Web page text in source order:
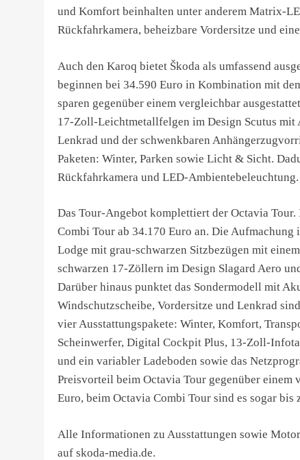
und Komfort beinhalten unter anderem Matrix-
Rückfahrkamera, beheizbare Vordersitze und
Auch den Karoq bietet Škoda als umfassend
beginnen bei 34.590 Euro in Kombination mit
sparen gegenüber einem vergleichbar
17-Zoll-Leichtmetallfelgen im Design Scutus mit
Lenkrad und der schwenkbaren
Paketen: Winter, Parken sowie Licht & Sicht.
Rückfahrkamera und LED-Ambientebeleuchtung.
Das Tour-Angebot komplettiert der Octavia
Combi Tour ab 34.170 Euro an. Die
Lodge mit grau-schwarzen Sitzbezügen mit
schwarzen 17-Zöllern im Design Slagard Aero
Darüber hinaus punktet das Sondermodell mit
Windschutzscheibe, Vordersitze und Lenkrad
vier Ausstattungspakete: Winter, Komfort,
Scheinwerfer, Digital Cockpit Plus, 13-Zoll-
und ein variabler Ladeboden sowie das
Preisvorteil beim Octavia Tour gegenüber einem
Euro, beim Octavia Combi Tour sind es sogar bis
Alle Informationen zu Ausstattungen sowie
auf skoda-media.de.